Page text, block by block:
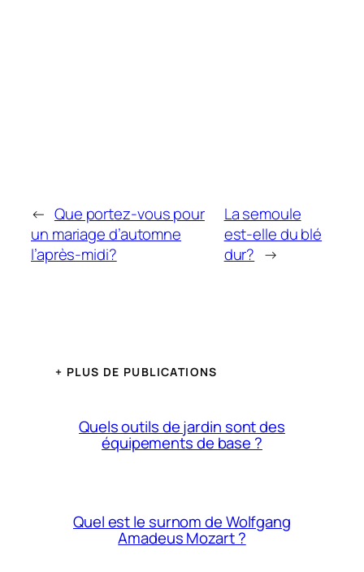
← Que portez-vous pour
un mariage d’automne
l’après-midi?
La semoule
est-elle du blé
dur? →
+ PLUS DE PUBLICATIONS
Quels outils de jardin sont des
équipements de base ?
Quel est le surnom de Wolfgang
Amadeus Mozart ?